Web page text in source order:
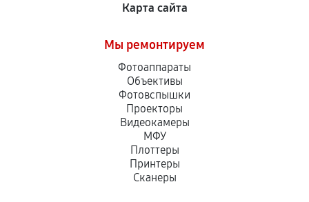
Карта сайта
Мы ремонтируем
Фотоаппараты
Объективы
Фотовспышки
Проекторы
Видеокамеры
МФУ
Плоттеры
Принтеры
Сканеры